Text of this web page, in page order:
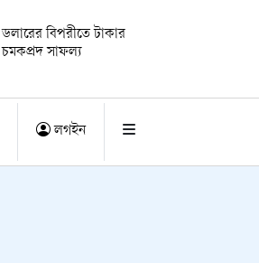
ডলারের বিপরীতে টাকার
চমকপ্রদ সাফল্য
লগইন